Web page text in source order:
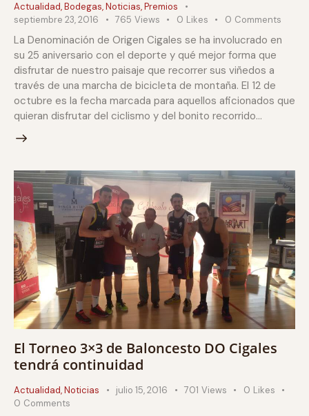
Actualidad,Bodegas,Noticias,Premios
septiembre 23, 2016
765 Views 0 Likes 0 Comments
La Denominación de Origen Cigales se ha involucrado en
su 25 aniversario con el deporte y qué mejor forma que
disfrutar de nuestro paisaje que recorrer sus viñedos a
través de una marcha de bicicleta de montaña. El 12 de
octubre es la fecha marcada para aquellos aficionados que
quieran disfrutar del ciclismo y del bonito recorrido…
El Torneo 3×3 de Baloncesto DO Cigales
tendrá continuidad
Actualidad,Noticias julio 15, 2016 701 Views 0 Likes
0 Comments